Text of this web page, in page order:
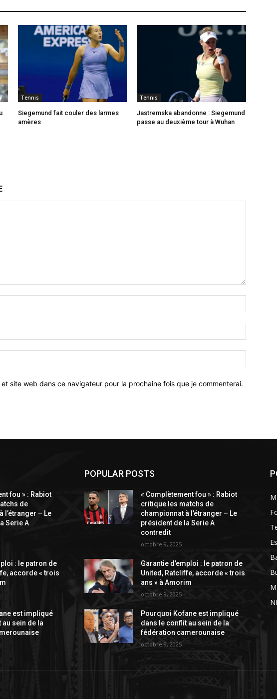
Tennis
Siegemund fait couler des larmes
amères
Tennis
Jastremska abandonne : Siegemund
passe au deuxième tour à Wuhan
:*
:*
:
et site web dans ce navigateur pour la prochaine fois que je commenterai.
fou » : Rabiot
de
l’étranger – Le
Serie A
: le patron de
accorde « trois
est impliqué
sein de la
POPULAR POSTS
« Complètement fou » : Rabiot
critique les matchs de
championnat à l’étranger – Le
président de la Serie A
contredit
octobre 9, 2025
Garantie d’emploi : le patron de
United, Ratcliffe, accorde « trois
ans » à Amorim
octobre 9, 2025
Pourquoi Kofane est impliqué
dans le conflit au sein de la
fédération camerounaise
octobre 9, 2025